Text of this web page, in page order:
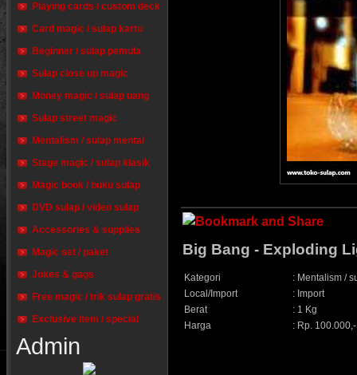
Playing cards / custom deck
Card magic / sulap kartu
Beginner / sulap pemula
Sulap close up magic
Money magic / sulap uang
Sulap street magic
Mentalism / sulap mental
Stage magic / sulap klasik
Magic book / buku sulap
DVD sulap / video sulap
Accessories & supplies
Magic set / paket
Jokes & gags
Free magic / trik sulap gratis
Exclusive item / special
Admin
Big Bang - Exploding
Kategori : Mentalism /
Local/Import
: Import
Berat
: 1 Kg
Harga
: Rp. 100.000,-